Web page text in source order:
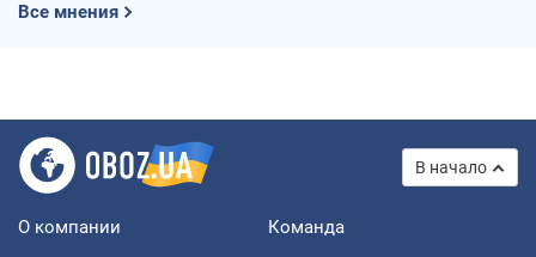
Все мнения
В начало
О компании Команда